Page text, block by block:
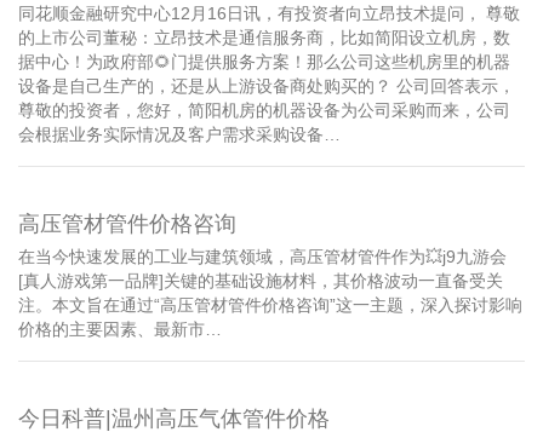
同花顺金融研究中心12月16日讯，有投资者向立昂技术提问， 尊敬
的上市公司董秘：立昂技术是通信服务商，比如简阳设立机房，数
据中心！为政府部🌻门提供服务方案！那么公司这些机房里的机器
设备是自己生产的，还是从上游设备商处购买的？ 公司回答表示，
尊敬的投资者，您好，简阳机房的机器设备为公司采购而来，公司
会根据业务实际情况及客户需求采购设备…
高压管材管件价格咨询
在当今快速发展的工业与建筑领域，高压管材管件作为💥j9九游会
[真人游戏第一品牌]关键的基础设施材料，其价格波动一直备受关
注。本文旨在通过“高压管材管件价格咨询”这一主题，深入探讨影响
价格的主要因素、最新市…
今日科普|温州高压气体管件价格